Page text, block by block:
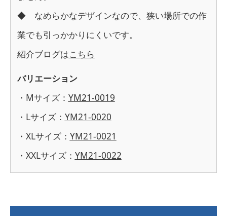
◆ なめらかなデザインなので、狭い場所での作
業でも引っかかりにくいです。
紹介ブログはこちら
バリエーション
・Mサイズ： YM21-0019
・Lサイズ： YM21-0020
・XLサイズ： YM21-0021
・XXLサイズ： YM21-0022